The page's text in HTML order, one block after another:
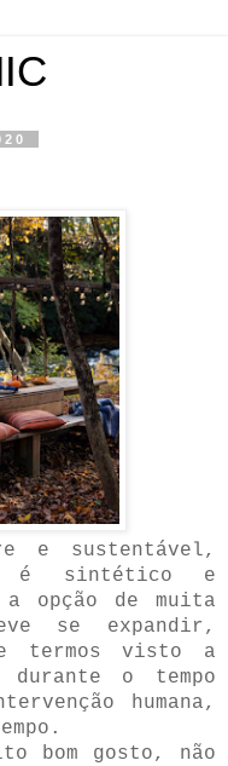
e sustentável,
é sintético e
opção de muita
se expandir,
termos visto a
durante o tempo
humana,
bom gosto, não